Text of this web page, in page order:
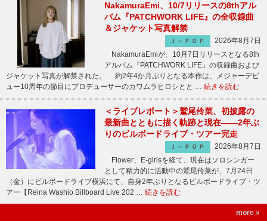
NakamuraEmi、10/7リリースの8thアル
バム『PATCHWORK LIFE』の全収録曲
＆ジャケット写真解禁
Ｊ－ＰＯＰ
2026年8月7日
NakamuraEmiが、10月7日リリースとなる8th
アルバム『PATCHWORK LIFE』の収録曲および
ジャケット写真が解禁された。 約2年4か月ぶりとなる本作は、メジャーデビ
ュー10周年の節目にプロデューサーのカワムラヒロシとと … 続きを読む
＜ライブレポート＞鷲尾伶菜、初披露の
最新曲とともに描く軌跡と現在――2年ぶ
りのビルボードライブ・ツアー完走
Ｊ－ＰＯＰ
2026年8月7日
Flower、E-girlsを経て、現在はソロシンガー
として精力的に活動中の鷲尾伶菜が、7月24日
（金）にビルボードライブ横浜にて、自身2年ぶりとなるビルボードライブ・ツ
アー【Reina Washio Billboard Live 202 … 続きを読む
more »